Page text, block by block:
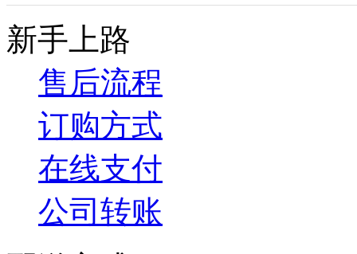
新手上路
售后流程
订购方式
在线支付
公司转账